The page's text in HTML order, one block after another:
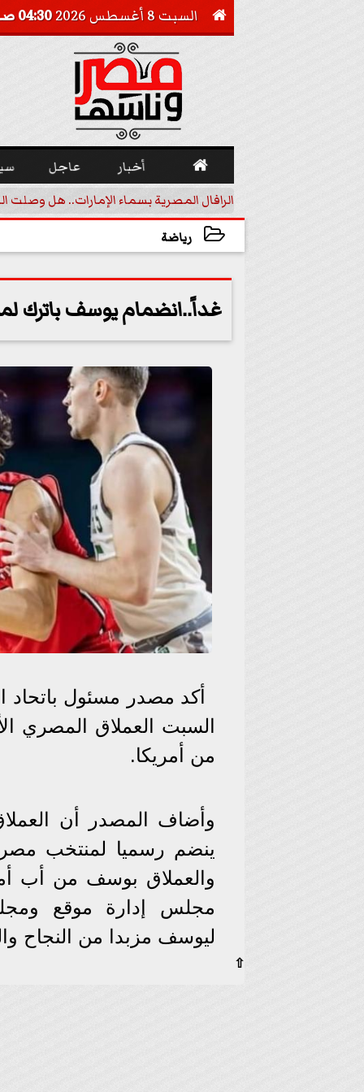
 السبت 8 أغسطس 2026 04:30 صـ
 أخبار عاجل
الرافال المصرية بسماء الإمارات.. هل
رياضة
غداً..انضمام يوسف باترك
أكد مصدر مسئول باتحاد
السبت العملاق المصري
من أمريكا.
وأضاف المصدر أن
والعملاق بوسف من أب
مجلس إدارة موقع
ليوسف مزبدا من النجاح
⇧